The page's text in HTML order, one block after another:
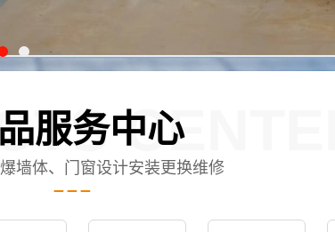
服务中心CENTER
墙体、门窗设计安装更换维修